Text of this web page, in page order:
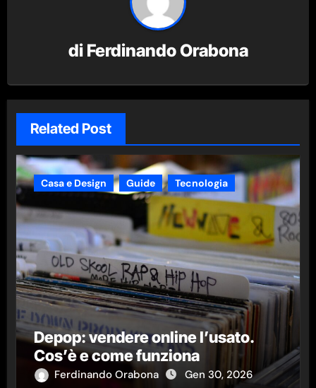
di Ferdinando Orabona
Related Post
Casa e Design Guide Tecnologia
Depop: vendere online l’usato.
Cos’è e come funziona
Ferdinando Orabona Gen 30, 2026